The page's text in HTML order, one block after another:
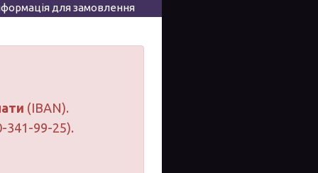
для замовлення
(IBAN).
341-99-25).